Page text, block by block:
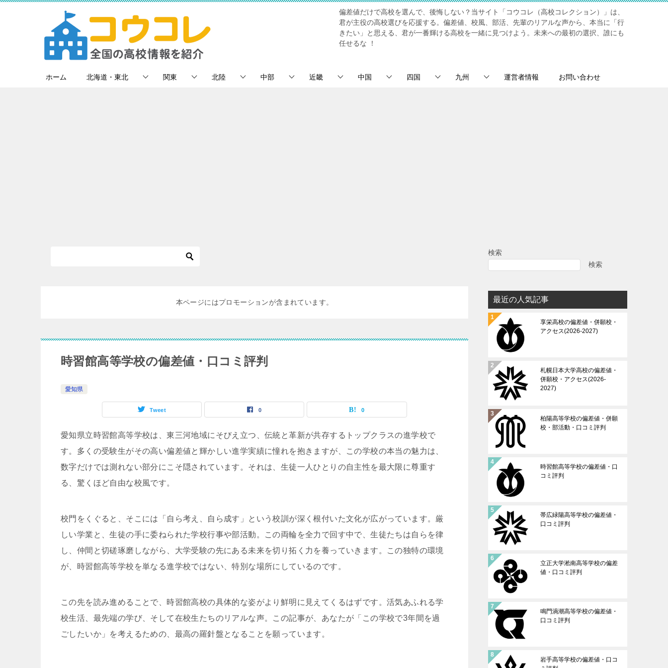
偏差値だけで高校を選んで、後悔しない？当サイト「コウコレ（高校コレクション）」は、
君が主役の高校選びを応援する。偏差値、校風、部活、先輩のリアルな声から、本当に「行
きたい」と思える、君が一番輝ける高校を一緒に見つけよう。未来への最初の選択、誰にも
任せるな ！
ホーム 北海道・東北 関東 北陸 中部 近畿 中国 四国 九州 運営者情報 お問い合わせ
本ページにはプロモーションが含まれています。
時習館高等学校の偏差値・口コミ評判
愛知県
Tweet 0 0
愛知県立時習館高等学校は、東三河地域にそびえ立つ、伝統と革新が共存するトップクラスの進学校で
す。多くの受験生がその高い偏差値と輝かしい進学実績に憧れを抱きますが、この学校の本当の魅力は、
数字だけでは測れない部分にこそ隠されています。それは、生徒一人ひとりの自主性を最大限に尊重す
る、驚くほど自由な校風です。
校門をくぐると、そこには「自ら考え、自ら成す」という校訓が深く根付いた文化が広がっています。厳
しい学業と、生徒の手に委ねられた学校行事や部活動。この両輪を全力で回す中で、生徒たちは自らを律
し、仲間と切磋琢磨しながら、大学受験の先にある未来を切り拓く力を養っていきます。この独特の環境
が、時習館高等学校を単なる進学校ではない、特別な場所にしているのです。
この先を読み進めることで、時習館高校の具体的な姿がより鮮明に見えてくるはずです。活気あふれる学
校生活、最先端の学び、そして在校生たちのリアルな声。この記事が、あなたが「この学校で3年間を過
ごしたいか」を考えるための、最高の羅針盤となることを願っています。
検索
検索
最近の人気記事
享栄高校の偏差値・併願校・
アクセス(2026-2027)
札幌日本大学高校の偏差値・
併願校・アクセス(2026-
2027)
柏陽高等学校の偏差値・併願
校・部活動・口コミ評判
時習館高等学校の偏差値・口
コミ評判
帯広緑陽高等学校の偏差値・
口コミ評判
立正大学淞南高等学校の偏差
値・口コミ評判
鳴門渦潮高等学校の偏差値・
口コミ評判
岩手高等学校の偏差値・口コ